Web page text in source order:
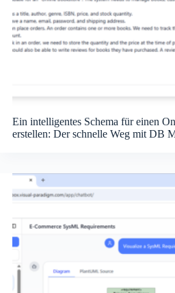
Ein intelligentes Schema für einen
erstellen: Der schnelle Weg mit DB